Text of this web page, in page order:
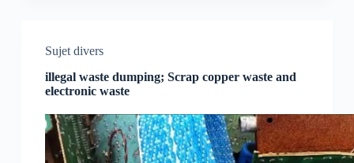
Sujet divers
illegal waste dumping; Scrap copper waste and
electronic waste